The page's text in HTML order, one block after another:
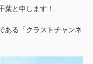
葉と申します！
ある「クラストチャンネ